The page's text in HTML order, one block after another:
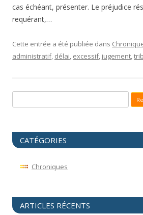
cas échéant, présenter. Le préjudice
requérant,…
Cette entrée a été publiée dans
administratif, délai, excessif, jugement,
CATÉGORIES
Chroniques
ARTICLES RÉCENTS